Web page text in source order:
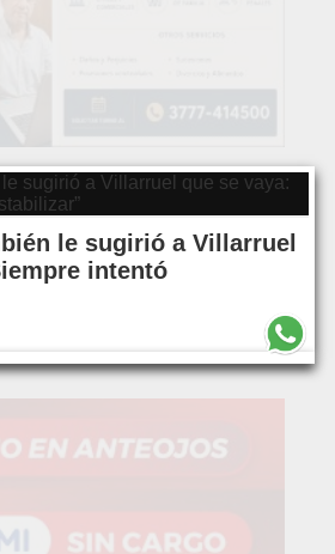
le sugirió a Villarruel
intentó